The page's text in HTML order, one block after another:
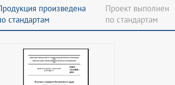
произведена
стандартам
Проект выполнен
по стандартам